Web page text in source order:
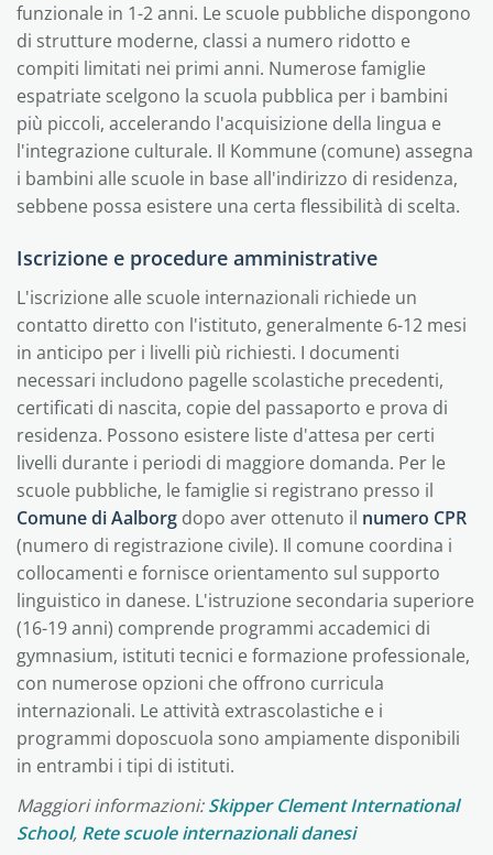
funzionale in 1-2 anni. Le scuole pubbliche dispongono
di strutture moderne, classi a numero ridotto e
compiti limitati nei primi anni. Numerose famiglie
espatriate scelgono la scuola pubblica per i bambini
più piccoli, accelerando l'acquisizione della lingua e
l'integrazione culturale. Il Kommune (comune) assegna
i bambini alle scuole in base all'indirizzo di residenza,
sebbene possa esistere una certa flessibilità di scelta.
Iscrizione e procedure amministrative
L'iscrizione alle scuole internazionali richiede un
contatto diretto con l'istituto, generalmente 6-12 mesi
in anticipo per i livelli più richiesti. I documenti
necessari includono pagelle scolastiche precedenti,
certificati di nascita, copie del passaporto e prova di
residenza. Possono esistere liste d'attesa per certi
livelli durante i periodi di maggiore domanda. Per le
scuole pubbliche, le famiglie si registrano presso il
Comune di Aalborg dopo aver ottenuto il numero CPR
(numero di registrazione civile). Il comune coordina i
collocamenti e fornisce orientamento sul supporto
linguistico in danese. L'istruzione secondaria superiore
(16-19 anni) comprende programmi accademici di
gymnasium, istituti tecnici e formazione professionale,
con numerose opzioni che offrono curricula
internazionali. Le attività extrascolastiche e i
programmi doposcuola sono ampiamente disponibili
in entrambi i tipi di istituti.
Maggiori informazioni:Skipper Clement International
School, Rete scuole internazionali danesi